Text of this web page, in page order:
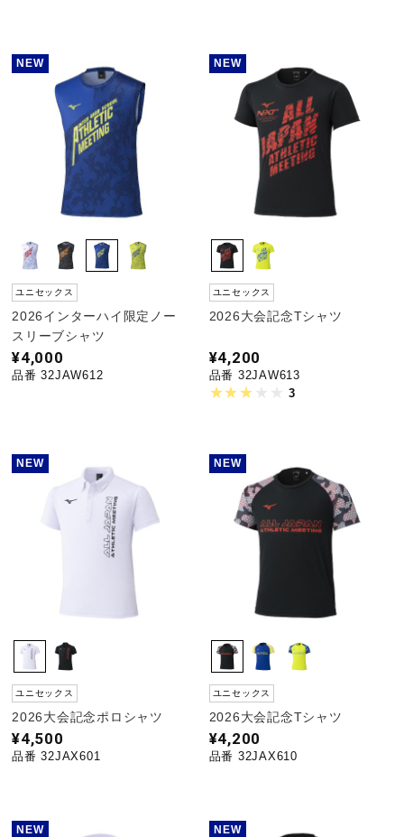
NEW
ユニセックス
2026インターハイ限定ノー
スリーブシャツ
¥4,000
品番 32JAW612
NEW
ユニセックス
2026大会記念Tシャツ
¥4,200
品番 32JAW613
3
NEW
ユニセックス
2026大会記念ポロシャツ
¥4,500
品番 32JAX601
NEW
ユニセックス
2026大会記念Tシャツ
¥4,200
品番 32JAX610
NEW NEW